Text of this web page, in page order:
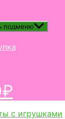
подменю
с игрушками